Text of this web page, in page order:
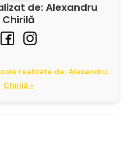
de: Alexandru
Chirilă
realizate de: Alexandru
Chirilă »